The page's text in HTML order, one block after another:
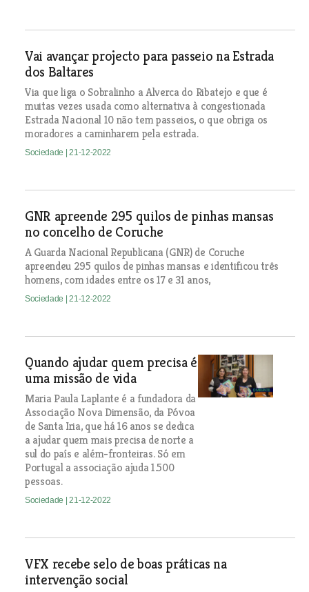
Vai avançar projecto para passeio na Estrada
dos Baltares
Via que liga o Sobralinho a Alverca do Ribatejo e que é
muitas vezes usada como alternativa à congestionada
Estrada Nacional 10 não tem passeios, o que obriga os
moradores a caminharem pela estrada.
Sociedade | 21-12-2022
GNR apreende 295 quilos de pinhas mansas
no concelho de Coruche
A Guarda Nacional Republicana (GNR) de Coruche
apreendeu 295 quilos de pinhas mansas e identificou três
homens, com idades entre os 17 e 31 anos,
Sociedade | 21-12-2022
Quando ajudar quem precisa é
uma missão de vida
Maria Paula Laplante é a fundadora da
Associação Nova Dimensão, da Póvoa
de Santa Iria, que há 16 anos se dedica
a ajudar quem mais precisa de norte a
sul do país e além-fronteiras. Só em
Portugal a associação ajuda 1.500
pessoas.
Sociedade | 21-12-2022
VFX recebe selo de boas práticas na
intervenção social